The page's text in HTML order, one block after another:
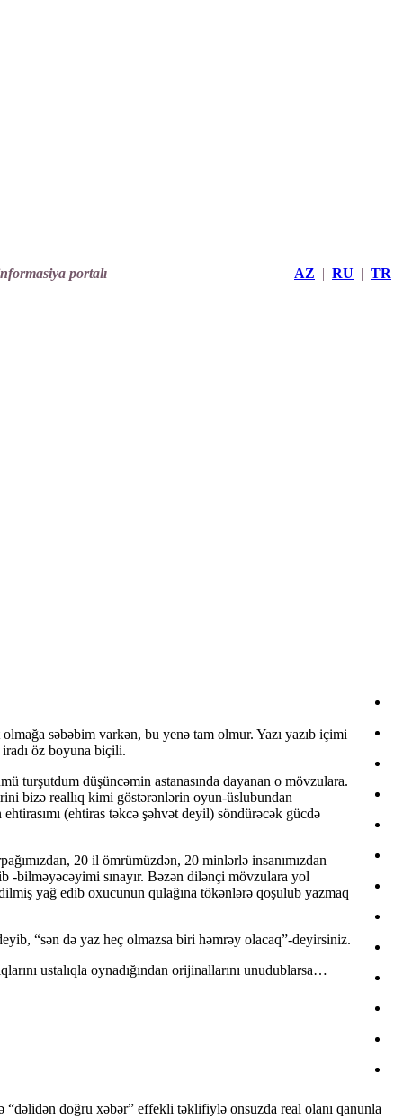
portalı AZ | RU | TR
səbəbim varkən, bu yenə tam olmur. Yazı yazıb içimi
öz boyuna biçili.
turşutdum düşüncəmin astanasında dayanan o mövzulara.
bizə reallıq kimi göstərənlərin oyun-üslubundan
(ehtiras təkcə şəhvət deyil) söndürəcək gücdə
20 il ömrümüzdən, 20 minlərlə insanımızdan
-bilməyəcəyimi sınayır. Bəzən dilənçi mövzulara yol
yağ edib oxucunun qulağına tökənlərə qoşulub yazmaq
“sən də yaz heç olmazsa biri həmrəy olacaq”-deyirsiniz.
ustalıqla oynadığından orijinallarını unudublarsa…
“dəlidən doğru xəbər” effekli təklifiylə onsuzda real olanı qanunla